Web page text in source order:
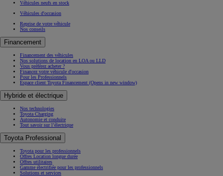
Véhicules neufs en stock
Véhicules d'occasion
Reprise de votre véhicule
Nos conseils
Financement
Financement des véhicules
Nos solutions de location en LOA ou LLD
Vous préférez acheter ?
Financez votre véhicule d'occasion
Pour les Professionnels
Espace client Toyota Financement (Opens in new window)
Hybride et électrique
Nos technologies
Toyota Charging
Autonomie et conduite
Tout savoir sur l’électrique
Toyota Professional
Toyota pour les professionnels
Offres Location longue durée
Offres utilitaires
Gamme électrifiée pour les professionnels
Solutions et services